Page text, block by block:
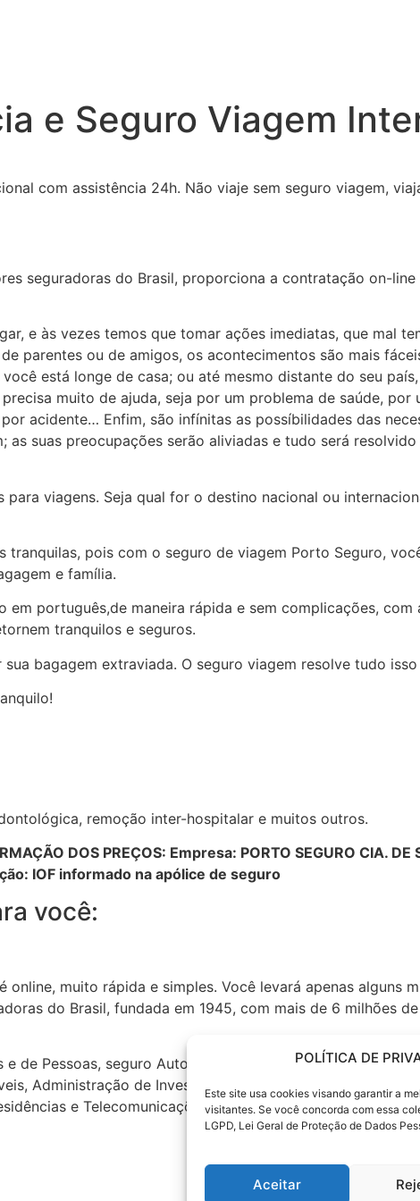
POLÍTICA DE
Este site usa cookies visando garantir a
visitantes. Se você concorda com essa
LGPD, Lei Geral de Proteção de Dados
Aceitar
e Seguro Viagem
com assistência 24h. Não viaje sem seguro viagem,
seguradoras do Brasil, proporciona a contratação on-line
e às vezes temos que tomar ações imediatas, que mal
parentes ou de amigos, os acontecimentos são mais
está longe de casa; ou até mesmo distante do seu
muito de ajuda, seja por um problema de saúde, por
acidente… Enfim, são infínitas as possíbilidades das
suas preocupações serão aliviadas e tudo será
viagens. Seja qual for o destino nacional ou
pois com o seguro de viagem Porto Seguro,
e família.
português,de maneira rápida e sem complicações, com
tranquilos e seguros.
bagagem extraviada. O seguro viagem resolve tudo
remoção inter-hospitalar e muitos outros.
DOS PREÇOS: Empresa: PORTO SEGURO CIA. DE
IOF informado na apólice de seguro
você:
online, muito rápida e simples. Você levará apenas alguns
do Brasil, fundada em 1945, com mais de 6 milhões
Pessoas, seguro Automóvel, Saúde Empresarial, fiança
Administração de Investimentos, Financiamento,
e Telecomunicações.